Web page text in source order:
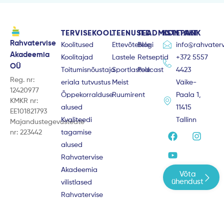
Rahvatervise
Akadeemia
OÜ
Reg. nr:
12420977
KMKR nr:
EE101821793
Majandustegevusteate
nr: 223442
TERVISEKOOL
Koolitused
Koolitajad
Toitumisnõustaja
eriala tutvustus
Õppekorralduse
alused
Kvaliteedi
tagamise
alused
Rahvatervise
Akadeemia
vilistlased
Rahvatervise
TEENUSED
Ettevõtetele
Lastele
Sportlastele
Meist
Ruumirent
TEADMISTEPANK
Blogi
Retseptid
Podcast
KONTAKT
+372 5557
4423
Väike-
Paala 1,
11415
Tallinn
F
a
c
e
b
o
o
I
n
g
r
Y
o
u
t
u
b
e
Võta
ühendust